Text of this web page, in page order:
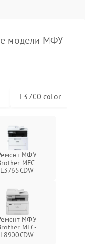
модели МФУ
L3700 color
МФУ
MFC-
L3765CDW
МФУ
MFC-
L8900CDW